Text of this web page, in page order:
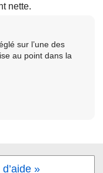
nette.
sur l’une des
au point dans la
»